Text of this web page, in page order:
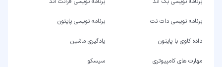
برنامه نویسی دات نت برنامه نویسی پایتون
داده کاوی با پایتون یادگیری ماشین
مهارت های کامپیوتری سیسکو